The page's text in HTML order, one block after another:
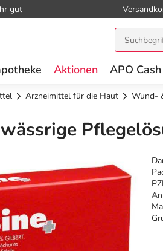
gut
Aktionen APO Cash
Arzneimittel für die Haut Wund-